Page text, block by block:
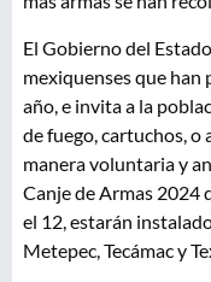
El Gobierno del
mexiquenses que
año, e invita a la
de fuego, cartuchos, o
manera voluntaria y
Canje de Armas 2024
el 12, estarán
Metepec, Tecámac y